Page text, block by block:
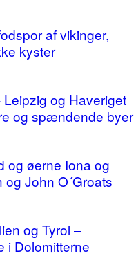
af vikinger,
kyster
og Haveriget
og spændende byer
og øerne Iona og
John O´Groats
og Tyrol –
i Dolomitterne